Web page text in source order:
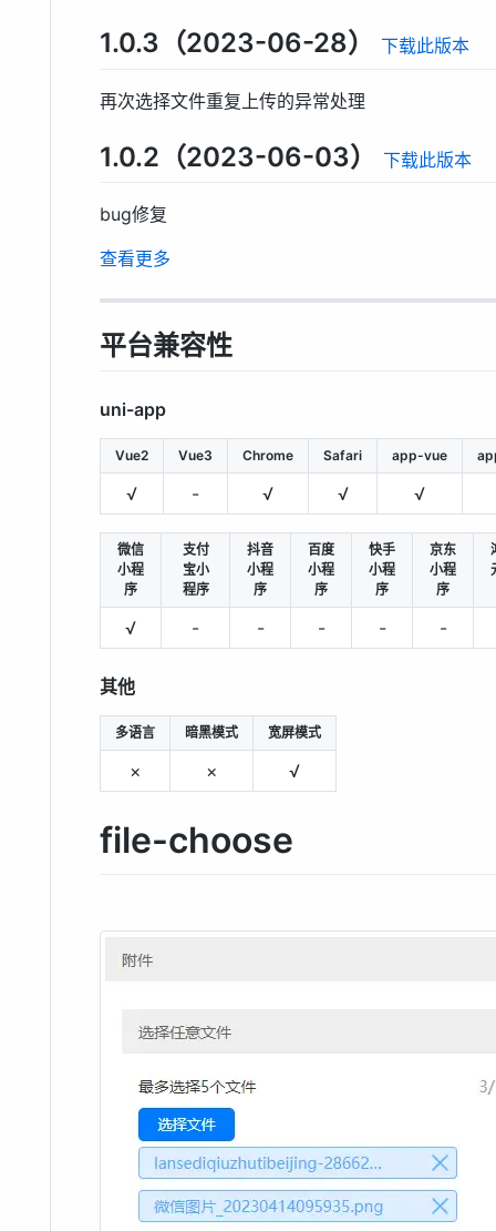
1.0.3（2023-06-28） 下载此版本
再次选择文件重复上传的异常处理
1.0.2（2023-06-03） 下载此版本
bug修复
查看更多
平台兼容性
uni-app
Vue2 Vue3 Chrome Safari app-vue
√ - √ √ √
微信
小程
序
支付
宝小
程序
抖音
小程
序
百度
小程
序
快手
小程
序
京东
小程
序
√ - - - - -
其他
多语言 暗黑模式 宽屏模式
× × √
file-choose